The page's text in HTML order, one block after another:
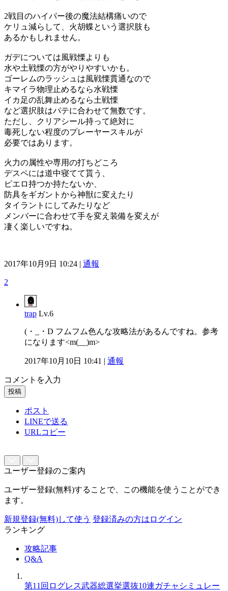
2戦目のハイパー後の魔法結構痛いので
ケリュ減らして、火胡蝶という選択肢も
あるかもしれません。
ガデについては風戦慄よりも
水や土戦慄の方がやりやすいかも。
ゴーレムのラッシュは風戦慄貫通なので
キマイラ物理止めるなら水戦慄
イカ足の乱舞止めるなら土戦慄
など選択肢はパテに合わせて無数です。
ただし、クリアシール持って絶対に
毒死しない程度のプレーヤースキルが
必要ではあります。
火力の属性や専用の打ちどころ
デスペには道中寝てて貰う、
ピエロ持つか持たないか、
防具をギガントから神獣に変えたり
タイラントにしてみたりなど
メンバーに合わせて手を変え装備を変えが
凄く楽しいですね。
2017年10月9日 10:24 | 通報
2
trap Lv.6
(・_・D フムフム色んな攻略法があるんですね。参考
になります<m(__)m>
2017年10月10日 10:41 | 通報
コメントを入力
投稿
ポスト
LINEで送る
URLコピー
ユーザー登録のご案内
ユーザー登録(無料)することで、この機能を使うことができ
ます。
新規登録(無料)して使う 登録済みの方はログイン
ランキング
攻略記事
Q&A
第11回ログレス武器総選挙選抜10連ガチャシミュレー